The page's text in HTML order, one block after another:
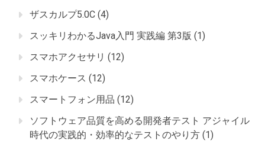
ザスカルプ5.0C (4)
スッキリわかるJava入門 実践編 第3版 (1)
スマホアクセサリ (12)
スマホケース (12)
スマートフォン用品 (12)
ソフトウェア品質を高める開発者テスト アジャイル
時代の実践的・効率的なテストのやり方 (1)